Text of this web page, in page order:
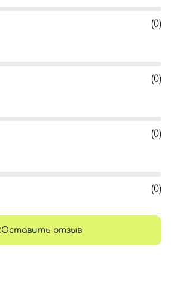
(0)
(0)
(0)
(0)
Оставить отзыв